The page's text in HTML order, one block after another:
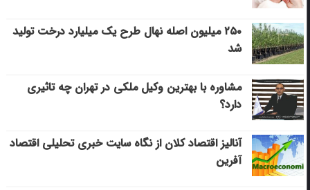
۲۵۰ میلیون اصله نهال طرح یک میلیارد درخت تولید
شد
مشاوره با بهترین وکیل ملکی در تهران چه تاثیری
دارد؟
آنالیز اقتصاد کلان از نگاه سایت خبری تحلیلی اقتصاد
آفرین